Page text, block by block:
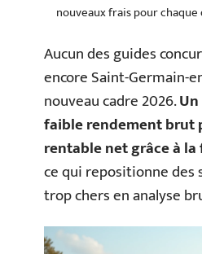
nouveaux frais pour
Aucun des guides
encore Saint-Germain-
nouveau cadre 2026.
faible rendement brut
rentable net grâce à
ce qui repositionne des
trop chers en analyse